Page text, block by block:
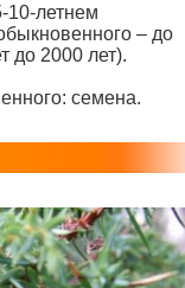
10-летнем
– до
до 2000 лет).
семена.